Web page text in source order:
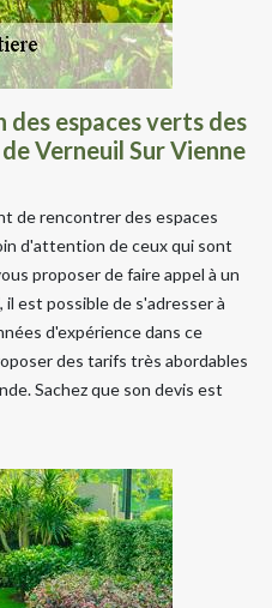
espaces verts des
Verneuil Sur Vienne
de rencontrer des espaces
d'attention de ceux qui sont
proposer de faire appel à un
est possible de s'adresser à
d'expérience dans ce
des tarifs très abordables
Sachez que son devis est